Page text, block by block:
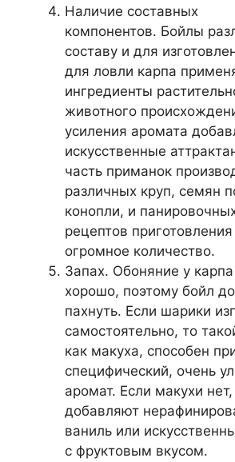
Наличие составных
компонентов. Бойлы
составу и для
для ловли карпа
ингредиенты
животного
усиления аромата
искусственные
часть приманок
различных круп, семян
конопли, и
рецептов
огромное количество.
Запах. Обоняние у
хорошо, поэтому бойл
пахнуть. Если шарики
самостоятельно, то
как макуха, способен
специфический, очень
аромат. Если макухи
добавляют
ваниль или
с фруктовым вкусом.